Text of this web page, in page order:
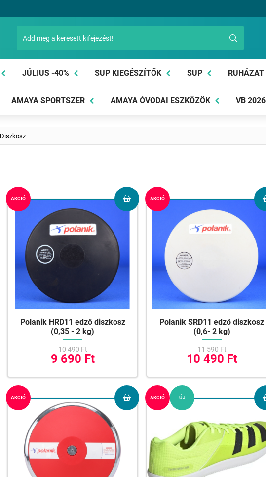
JÚLIUS -40% SUP KIEGÉSZÍTŐK SUP RUHÁZAT
AMAYA SPORTSZER AMAYA ÓVODAI ESZKÖZÖK VB 2026
Diszkosz
AKCIÓ
Polanik HRD11 edző diszkosz
(0,35 - 2 kg)
10 490 Ft
9 690 Ft
AKCIÓ
Polanik SRD11 edző diszkosz
(0,6- 2 kg)
11 590 Ft
10 490 Ft
AKCIÓ AKCIÓ ÚJ